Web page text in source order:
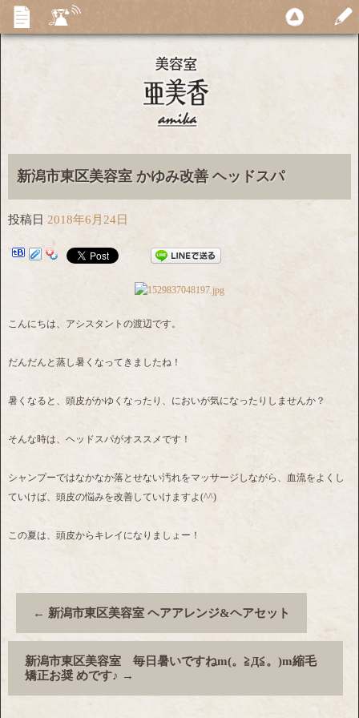
新潟市東区美容室 かゆみ改善 ヘッドスパ
投稿日 2018年6月24日
こんにちは、アシスタントの渡辺です。
だんだんと蒸し暑くなってきましたね！
暑くなると、頭皮がかゆくなったり、においが気になったりしませんか？
そんな時は、ヘッドスパがオススメです！
シャンプーではなかなか落とせない汚れをマッサージしながら、血流をよくし
ていけば、頭皮の悩みを改善していけますよ(^^)
この夏は、頭皮からキレイになりましょー！
← 新潟市東区美容室 ヘアアレンジ&ヘアセット
新潟市東区美容室 毎日暑いですねm(。≧Д≦。)m縮毛
矯正お奨 めです♪ →